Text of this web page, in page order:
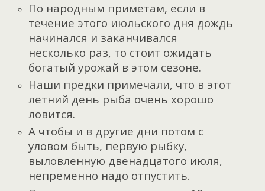
По народным приметам, если в
течение этого июльского дня дождь
начинался и заканчивался
несколько раз, то стоит ожидать
богатый урожай в этом сезоне.
Наши предки примечали, что в этот
летний день рыба очень хорошо
ловится.
А чтобы и в другие дни потом с
уловом быть, первую рыбку,
выловленную двенадцатого июля,
непременно надо отпустить.